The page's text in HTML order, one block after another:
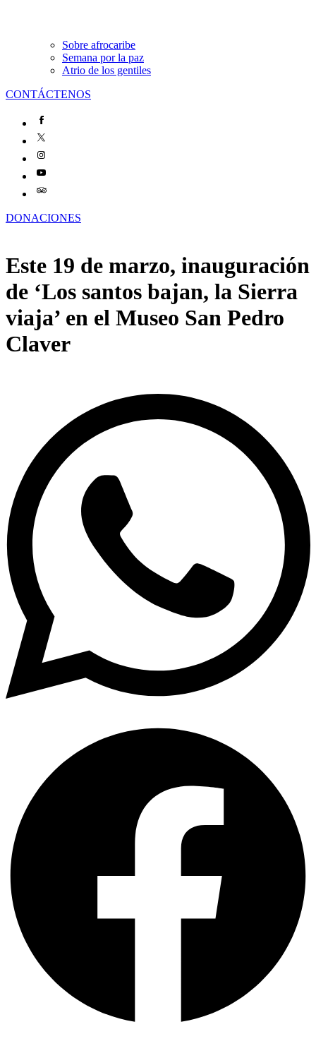
Sobre afrocaribe
Semana por la paz
Atrio de los gentiles
CONTÁCTENOS
DONACIONES
Este 19 de marzo, inauguración
de ‘Los santos bajan, la Sierra
viaja’ en el Museo San Pedro
Claver